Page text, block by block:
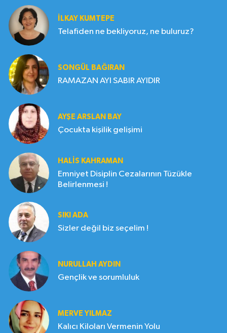
İLKAY KUMTEPE
Telafiden ne bekliyoruz, ne buluruz?
SONGÜL BAĞIRAN
RAMAZAN AYI SABIR AYIDIR
AYŞE ARSLAN BAY
Çocukta kişilik gelişimi
HALIS KAHRAMAN
Emniyet Disiplin Cezalarının Tüzükle
Belirlenmesi !
SIKI ADA
Sizler değil biz seçelim !
NURULLAH AYDIN
Gençlik ve sorumluluk
MERVE YILMAZ
Kalıcı Kiloları Vermenin Yolu